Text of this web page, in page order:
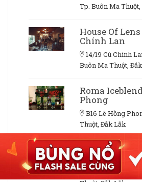
Tp. Buôn Ma
House Of
Chính Lan
14/19 Cù Chính
Buôn Ma Thuột,
Roma
Phong
B16 Lê Hồng
Thuột, Đắk Lắk
Holiat Coffee
Mai
44 Đặng Thai Mai,